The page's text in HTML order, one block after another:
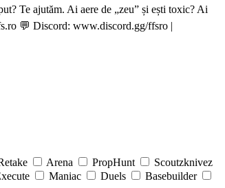
Te ajutăm. Ai aere de „zeu” și ești toxic? Ai
💬 Discord: www.discord.gg/ffsro |
Arena PropHunt
Scoutzknivez
Maniac Duels
Basebuilder